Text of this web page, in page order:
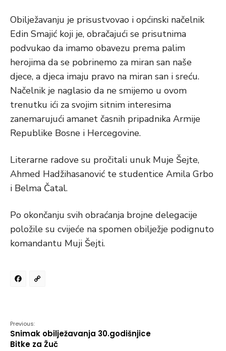
Obilježavanju je prisustvovao i općinski načelnik
Edin Smajić koji je, obračajući se prisutnima
podvukao da imamo obavezu prema palim
herojima da se pobrinemo za miran san naše
djece, a djeca imaju pravo na miran san i sreću.
Načelnik je naglasio da ne smijemo u ovom
trenutku ići za svojim sitnim interesima
zanemarujući amanet časnih pripadnika Armije
Republike Bosne i Hercegovine.
Literarne radove su pročitali unuk Muje Šejte,
Ahmed Hadžihasanović te studentice Amila Grbo
i Belma Čatal.
Po okončanju svih obraćanja brojne delegacije
položile su cvijeće na spomen obilježje podignuto
komandantu Muji Šejti.
Facebook
Previous:
Snimak obilježavanja 30.godišnjice
Bitke za Žuč